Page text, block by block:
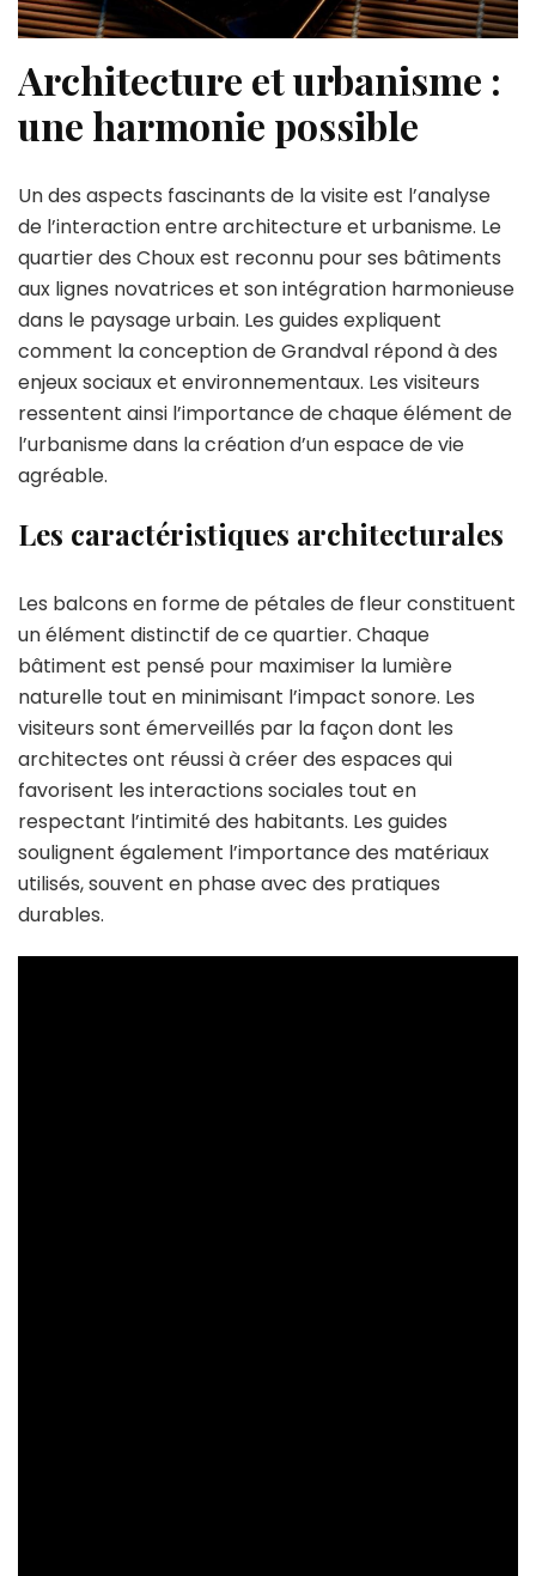
Architecture et urbanisme :
une harmonie possible
Un des aspects fascinants de la visite est l’analyse
de l’interaction entre architecture et urbanisme. Le
quartier des Choux est reconnu pour ses bâtiments
aux lignes novatrices et son intégration harmonieuse
dans le paysage urbain. Les guides expliquent
comment la conception de Grandval répond à des
enjeux sociaux et environnementaux. Les visiteurs
ressentent ainsi l’importance de chaque élément de
l’urbanisme dans la création d’un espace de vie
agréable.
Les caractéristiques architecturales
Les balcons en forme de pétales de fleur constituent
un élément distinctif de ce quartier. Chaque
bâtiment est pensé pour maximiser la lumière
naturelle tout en minimisant l’impact sonore. Les
visiteurs sont émerveillés par la façon dont les
architectes ont réussi à créer des espaces qui
favorisent les interactions sociales tout en
respectant l’intimité des habitants. Les guides
soulignent également l’importance des matériaux
utilisés, souvent en phase avec des pratiques
durables.